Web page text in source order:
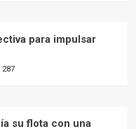
para impulsar
287
su flota con una